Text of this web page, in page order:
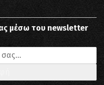
μέσω του newsletter